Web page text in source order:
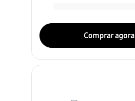
Comprar agora